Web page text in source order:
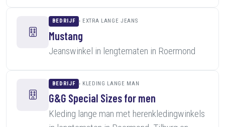
BEDRIJF EXTRA LANGE JEANS
Mustang
Jeanswinkel in lengtematen in Roermond
BEDRIJF KLEDING LANGE MAN
G&G Special Sizes for men
Kleding lange man met herenkledingwinkels